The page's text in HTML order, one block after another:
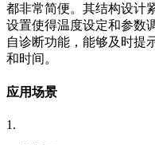
都非常简便。其结构设计
设置使得温度设定和参数
自诊断功能，能够及时提
和时间。
应用场景
1.